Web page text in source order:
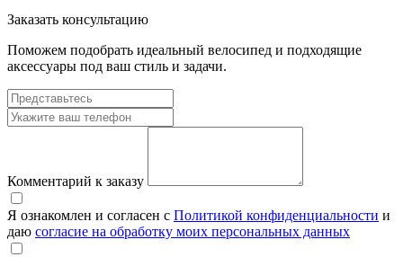
Заказать консультацию
Поможем подобрать идеальный велосипед и подходящие
аксессуары под ваш стиль и задачи.
Комментарий к заказу
Я ознакомлен и согласен с Политикой конфиденциальности и
даю согласие на обработку моих персональных данных